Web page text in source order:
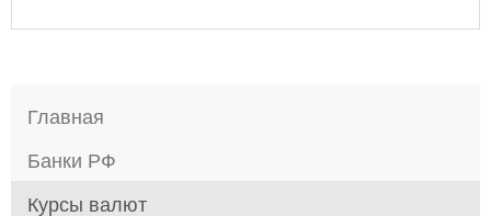
Главная
Банки РФ
Курсы валют